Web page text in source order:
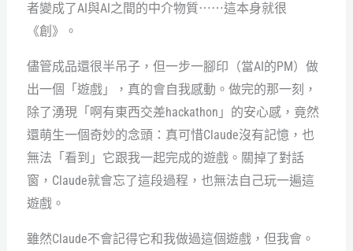
者變成了AI與AI之間的中介物質⋯⋯這本身就很
《創》。
儘管成品還很半吊子，但一步一腳印（當AI的PM）做
出一個「遊戲」，真的會自我感動。做完的那一刻，
除了湧現「啊有東西交差hackathon」的安心感，竟然
還萌生一個奇妙的念頭：真可惜Claude沒有記憶，也
無法「看到」它跟我一起完成的遊戲。關掉了對話
窗，Claude就會忘了這段過程，也無法自己玩一遍這
遊戲。
雖然Claude不會記得它和我做過這個遊戲，但我會。